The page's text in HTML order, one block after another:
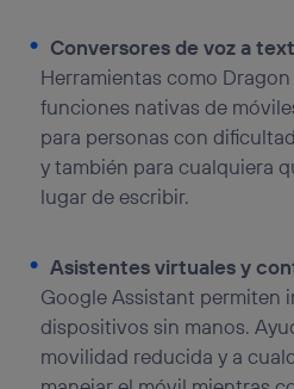
Conversores de voz a
Herramientas como
funciones nativas de
para personas con
y también para cualquiera
lugar de escribir.
Asistentes virtuales y
Google Assistant permiten
dispositivos sin manos.
movilidad reducida y a